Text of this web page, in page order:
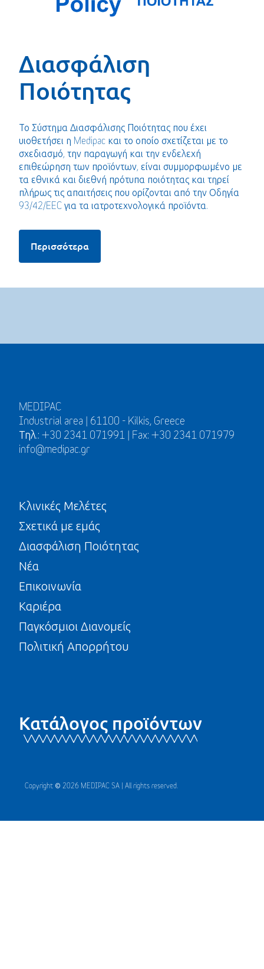
Διασφάλιση
Ποιότητας
Το Σύστημα Διασφάλισης Ποιότητας που έχει
υιοθετήσει η Medipac και το οποίο σχετίζεται με το
σχεδιασμό, την παραγωγή και την ενδελεχή
επιθεώρηση των προϊόντων, είναι συμμορφωμένο με
τα εθνικά και διεθνή πρότυπα ποιότητας και τηρεί
πλήρως τις απαιτήσεις που ορίζονται από την Οδηγία
93/42/EEC για τα ιατροτεχνολογικά προϊόντα.
Περισσότερα
MEDIPAC
Industrial area | 61100 - Kilkis, Greece
Τηλ.: +30 2341 071991 | Fax: +30 2341 071979
info@medipac.gr
Κλινικές Μελέτες
Σχετικά με εμάς
Διασφάλιση Ποιότητας
Νέα
Επικοινωνία
Καριέρα
Παγκόσμιοι Διανομείς
Πολιτική Απορρήτου
Κατάλογος προϊόντων
Copyright © 2026 MEDIPAC SA | All rights reserved.